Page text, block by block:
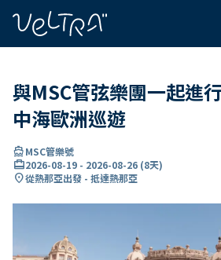
與MSC管弦樂團一起進
中海歐洲巡遊
directions_boatMSC管樂號
card_travel2026-08-19 - 2026-08-26 (8天)
location_on從熱那亞出發 - 抵達熱那亞